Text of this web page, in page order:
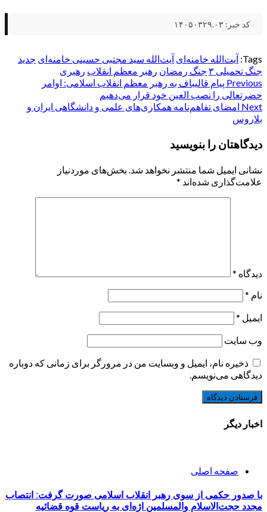
کد خبر: ۱۴۰۵۰۳۲۹.۰۳
Tags: آیت‌الله خامنه‌ای آیت‌الله سید مجتبی حسینی خامنه‌ای جدید
جنگ تحمیلی ۳
جنگ رمضان رهبر معظم انقلاب رهبری
Post
navigation
Previous پیام قالیباف به رهبر معظم انقلاب اسلامی: اوامر
حضرتعالی را نصب العین خود قرار می‌دهیم
Next امضای تفاهم‌نامه همکاری‌های علمی و دانشگاهی ایران و
بلاروس
دیدگاهتان را بنویسید
نشانی ایمیل شما منتشر نخواهد شد. بخش‌های موردنیاز
علامت‌گذاری شده‌اند *
دیدگاه *
نام *
ایمیل *
وب‌ سایت
ذخیره نام، ایمیل و وبسایت من در مرورگر برای زمانی که دوباره
دیدگاهی می‌نویسم.
اخبار دیگر
صفحه اصلی
با صدور حکمی از سوی رهبر انقلاب اسلامی صورت گرفت: انتصاب
مجدد حجت‌الاسلام والمسلمین اژه‌ای به ریاست قوه قضائیه